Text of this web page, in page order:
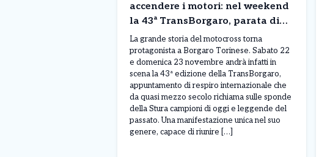
accendere i motori: nel weekend
la 43ª TransBorgaro, parata di
campioni del motocross
internazionale
La grande storia del motocross torna
protagonista a Borgaro Torinese. Sabato 22
e domenica 23 novembre andrà infatti in
scena la 43ª edizione della TransBorgaro,
appuntamento di respiro internazionale che
da quasi mezzo secolo richiama sulle sponde
della Stura campioni di oggi e leggende del
passato. Una manifestazione unica nel suo
genere, capace di riunire […]